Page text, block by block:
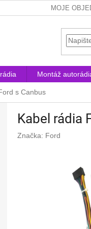
MOJE
Montáž
s Canbus
Kabel rádia
Značka: Ford